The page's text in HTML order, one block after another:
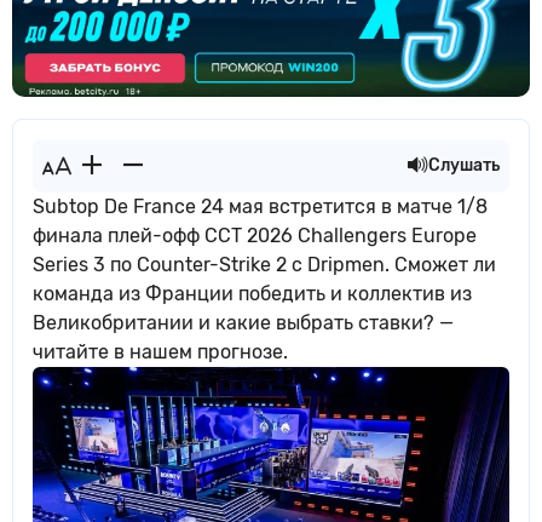
Слушать
Subtop De France 24 мая встретится в матче 1/8
финала плей-офф CCT 2026 Challengers Europe
Series 3 по Counter-Strike 2 с Dripmen. Сможет ли
команда из Франции победить и коллектив из
Великобритании и какие выбрать ставки? —
читайте в нашем прогнозе.